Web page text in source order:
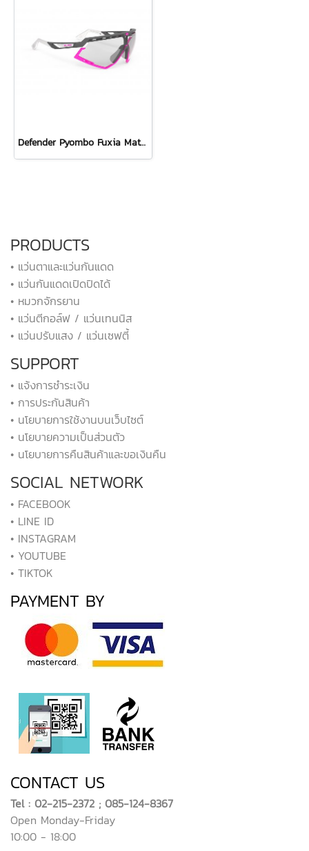
Defender Pyombo Fuxia Matte - ImpactX Photochromic 2 Black
PRODUCTS
• แว่นตาและแว่นกันแดด
• แว่นกันแดดเปิดปิดได้
• หมวกจักรยาน
• แว่นตีกอล์ฟ / แว่นเทนนิส
• แว่นปรับแสง / แว่นเซฟตี้
SUPPORT
• แจ้งการชำระเงิน
• การประกันสินค้า
• นโยบายการใช้งานบนเว็บไซต์
• นโยบายความเป็นส่วนตัว
• นโยบายการคืนสินค้าและขอเงินคืน
SOCIAL NETWORK
• FACEBOOK
• LINE ID
• INSTAGRAM
• YOUTUBE
• TIKTOK
PAYMENT BY
CONTACT US
Tel : 02-215-2372 ; 085-124-8367
Open Monday-Friday
10:00 - 18:00